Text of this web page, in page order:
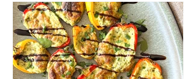
כפית חמאה 1 כפית מלח 1 גביע ריקוטה (250-
300 גר') 100 גר' צ'דר